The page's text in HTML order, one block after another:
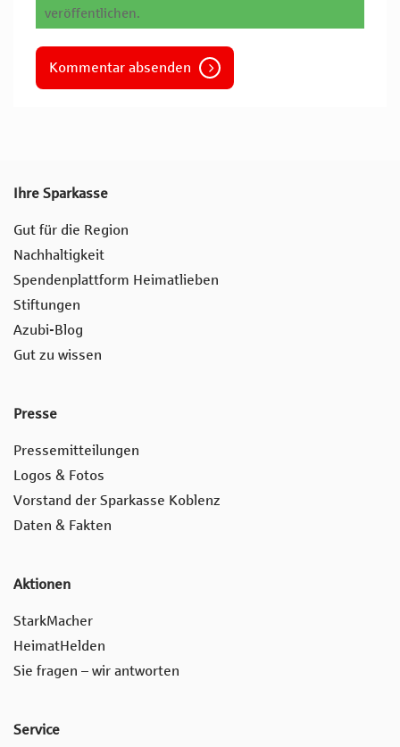
veröffentlichen.
Kommentar absenden
Ihre Sparkasse
Gut für die Region
Nachhaltigkeit
Spendenplattform Heimatlieben
Stiftungen
Azubi-Blog
Gut zu wissen
Presse
Pressemitteilungen
Logos & Fotos
Vorstand der Sparkasse Koblenz
Daten & Fakten
Aktionen
StarkMacher
HeimatHelden
Sie fragen – wir antworten
Service